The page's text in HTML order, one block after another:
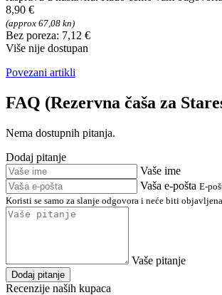
8,90 €
(approx 67,08 kn)
Bez poreza: 7,12 €
Više nije dostupan
Povezani artikli
FAQ (Rezervna čaša za
Nema dostupnih pitanja.
Dodaj pitanje
Vaše ime
Vaša e-pošta E-
Koristi se samo za slanje odgovora i neće biti objavljena.
Vaše pitanje
Dodaj pitanje
Recenzije naših kupaca